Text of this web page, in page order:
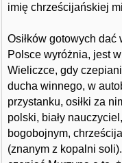
imię chrześcijańskiej
Osiłków gotowych
Polsce wyróżnia, jest
Wieliczce, gdy
ducha winnego, w
przystanku, osiłki za
polski, biały
bogobojnym,
(znanym z kopalni